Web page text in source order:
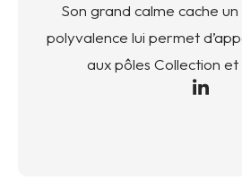
Son grand calme cache
polyvalence lui permet
aux pôles Collection